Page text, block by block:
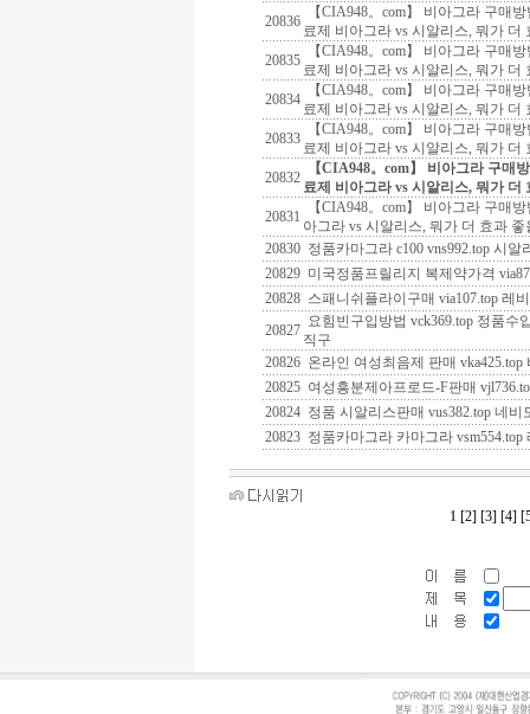
20836
【CIA948。com】 비아그라 구매
료제 비아그라 vs 시알리스, 뭐가 더
20835
【CIA948。com】 비아그라 구매
료제 비아그라 vs 시알리스, 뭐가 더
20834
【CIA948。com】 비아그라 구매
료제 비아그라 vs 시알리스, 뭐가 더
20833
【CIA948。com】 비아그라 구매
료제 비아그라 vs 시알리스, 뭐가 더
20832
【CIA948。com】 비아그라 구매
료제 비아그라 vs 시알리스, 뭐가 더
20831
【CIA948。com】 비아그라 구매
아그라 vs 시알리스, 뭐가 더 효과 좋
20830 정품카마그라 c100 vns992.top 시
20829 미국정품프릴리지 복제약가격
20828 스패니쉬플라이구매 via107.top 레
20827
요힘빈구입방법 vck369.top 정품수
직구
20826 온라인 여성최음제 판매
20825 여성흥분제아프로드-F판매
20824 정품 시알리스판매 vus382.top 네비
20823 정품카마그라 카마그라
1 [2] [3] [4]